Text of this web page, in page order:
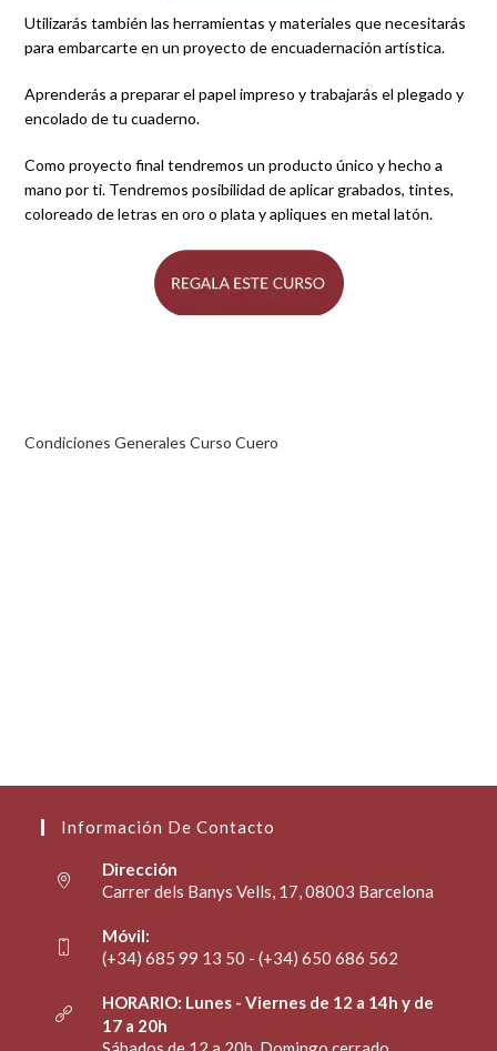
Utilizarás también las herramientas y materiales que necesitarás
para embarcarte en un proyecto de encuadernación artística.
Aprenderás a preparar el papel impreso y trabajarás el plegado y
encolado de tu cuaderno.
Como proyecto final tendremos un producto único y hecho a
mano por ti. Tendremos posibilidad de aplicar grabados, tintes,
coloreado de letras en oro o plata y apliques en metal latón.
Condiciones Generales Curso Cuero
Información De Contacto
Dirección
Carrer dels Banys Vells, 17, 08003 Barcelona
Móvil:
(+34) 685 99 13 50 - (+34) 650 686 562
HORARIO: Lunes - Viernes de 12 a 14h y de
17 a 20h